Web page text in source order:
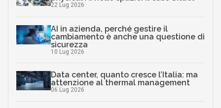
22 Lug 2026
AI in azienda, perché gestire il
cambiamento è anche una questione di
sicurezza
10 Lug 2026
Data center, quanto cresce l’Italia: ma
attenzione al thermal management
06 Lug 2026